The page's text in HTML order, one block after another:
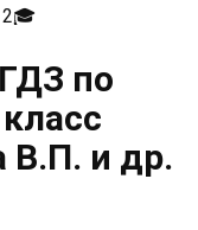
🎓
по
В.П. и др.